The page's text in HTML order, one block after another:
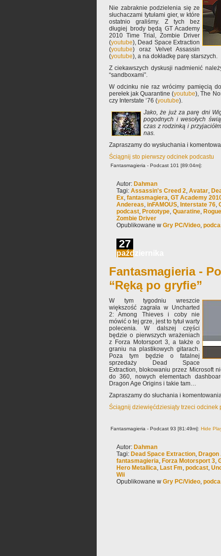
Nie zabraknie podzielenia się ze
słuchaczami tytułami gier, w które
ostatnio graliśmy. Z tych bez
długiej brody będą GT Academy
2010 Time Trial, Zombie Driver
(youtube), Dead Space Extraction
(youtube) oraz Velvet Assassin
(youtube), a na dokładkę parę starszych.
Z ciekawszych dyskusji nadmienić
“sandboxami”.
W odcinku nie raz wrócimy pamięcią
perełek jak Quarantine (youtube), The
czy Interstate ‘76 (youtube).
Jako, że już za parę dni
pogodnych i wesołych
czas z rodzinką i
nas.
Zapraszamy do wysłuchania i
Ściągnij sto pierwszy odcinek podcastu
Fantasmagieria - Podcast 101 [89:04m]:
Autor: Dahman
Tagi: Assassin's Creed 2, Avatar,
Ex, fantasmagiera, GT Academy
Andereas, inFAMOUS, Interstate 76,
podcast, Prototype, Quaratine,
Zombie Driver
Opublikowane w Gry PC/Video,
27
października
Fantasmagieria -
“Ręką po gryfie”
W tym tygodniu wreszcie
większość zagrała w Uncharted
2: Among Thieves i coby nie
mówić o tej grze, jest to tytuł warty
polecenia. W dalszej części
będzie o pierwszych wrażeniach
z Forza Motorsport 3, a także o
graniu na plastikowych gitarach.
Poza tym będzie o fatalnej
sprzedaży Dead Space
Extraction, blokowaniu przez Microsoft
do 360, nowych elementach
Dragon Age Origins i takie tam…
Zapraszamy do słuchania i
Ściągnij dziewięćdziesiąty trzeci odcinek
Fantasmagieria - Podcast 93 [81:49m]: Hide
Autor: Dahman
Tagi: Dead Space Extraction, Dragon
fantasmagieria, Forza Motorsport 3,
Hero Metallica, Last Fm, podcast,
Wii
Opublikowane w Gry PC/Video,